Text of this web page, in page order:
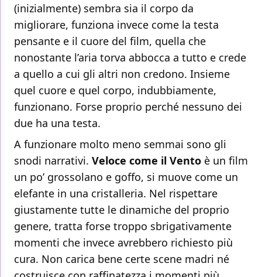
(inizialmente) sembra sia il corpo da
migliorare, funziona invece come la testa
pensante e il cuore del film, quella che
nonostante l’aria torva abbocca a tutto e crede
a quello a cui gli altri non credono. Insieme
quel cuore e quel corpo, indubbiamente,
funzionano. Forse proprio perché nessuno dei
due ha una testa.
A funzionare molto meno semmai sono gli
snodi narrativi. Veloce come il Vento è un film
un po’ grossolano e goffo, si muove come un
elefante in una cristalleria. Nel rispettare
giustamente tutte le dinamiche del proprio
genere, tratta forse troppo sbrigativamente
momenti che invece avrebbero richiesto più
cura. Non carica bene certe scene madri né